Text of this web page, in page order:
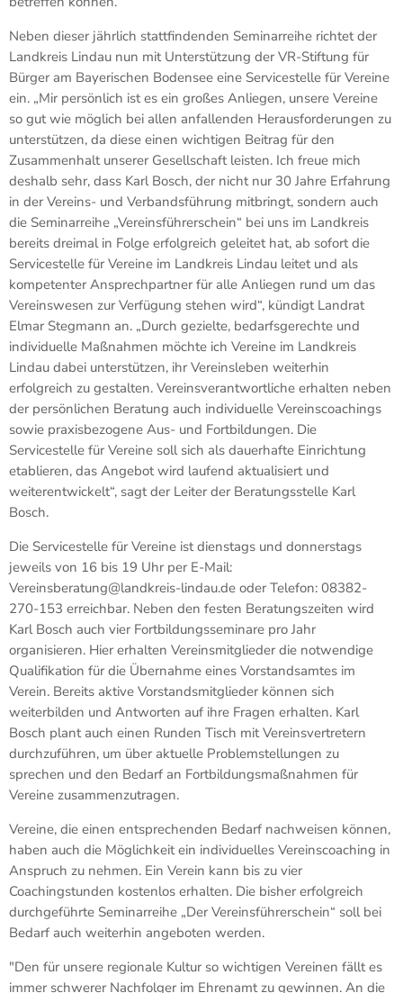
Neben dieser jährlich stattfindenden Seminarreihe richtet der
Landkreis Lindau nun mit Unterstützung der VR-Stiftung für
Bürger am Bayerischen Bodensee eine Servicestelle für Vereine
ein. „Mir persönlich ist es ein großes Anliegen, unsere Vereine
so gut wie möglich bei allen anfallenden Herausforderungen zu
unterstützen, da diese einen wichtigen Beitrag für den
Zusammenhalt unserer Gesellschaft leisten. Ich freue mich
deshalb sehr, dass Karl Bosch, der nicht nur 30 Jahre Erfahrung
in der Vereins- und Verbandsführung mitbringt, sondern auch
die Seminarreihe „Vereinsführerschein“ bei uns im Landkreis
bereits dreimal in Folge erfolgreich geleitet hat, ab sofort die
Servicestelle für Vereine im Landkreis Lindau leitet und als
kompetenter Ansprechpartner für alle Anliegen rund um das
Vereinswesen zur Verfügung stehen wird“, kündigt Landrat
Elmar Stegmann an. „Durch gezielte, bedarfsgerechte und
individuelle Maßnahmen möchte ich Vereine im Landkreis
Lindau dabei unterstützen, ihr Vereinsleben weiterhin
erfolgreich zu gestalten. Vereinsverantwortliche erhalten neben
der persönlichen Beratung auch individuelle Vereinscoachings
sowie praxisbezogene Aus- und Fortbildungen. Die
Servicestelle für Vereine soll sich als dauerhafte Einrichtung
etablieren, das Angebot wird laufend aktualisiert und
weiterentwickelt“, sagt der Leiter der Beratungsstelle Karl
Bosch.
Die Servicestelle für Vereine ist dienstags und donnerstags
jeweils von 16 bis 19 Uhr per E-Mail:
Vereinsberatung@landkreis-lindau.de oder Telefon: 08382-
270-153 erreichbar. Neben den festen Beratungszeiten wird
Karl Bosch auch vier Fortbildungsseminare pro Jahr
organisieren. Hier erhalten Vereinsmitglieder die notwendige
Qualifikation für die Übernahme eines Vorstandsamtes im
Verein. Bereits aktive Vorstandsmitglieder können sich
weiterbilden und Antworten auf ihre Fragen erhalten. Karl
Bosch plant auch einen Runden Tisch mit Vereinsvertretern
durchzuführen, um über aktuelle Problemstellungen zu
sprechen und den Bedarf an Fortbildungsmaßnahmen für
Vereine zusammenzutragen.
Vereine, die einen entsprechenden Bedarf nachweisen können,
haben auch die Möglichkeit ein individuelles Vereinscoaching in
Anspruch zu nehmen. Ein Verein kann bis zu vier
Coachingstunden kostenlos erhalten. Die bisher erfolgreich
durchgeführte Seminarreihe „Der Vereinsführerschein“ soll bei
Bedarf auch weiterhin angeboten werden.
"Den für unsere regionale Kultur so wichtigen Vereinen fällt es
immer schwerer Nachfolger im Ehrenamt zu gewinnen. An die